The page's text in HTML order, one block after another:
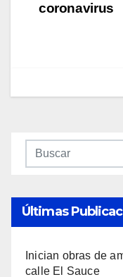
coronavirus
Últimas
Inician obras de
calle El Sauce